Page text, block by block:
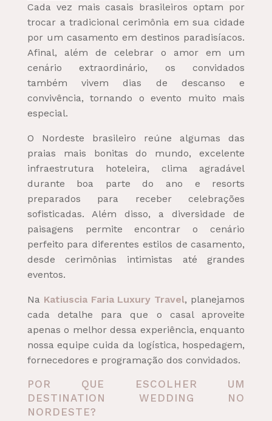
Cada vez mais casais brasileiros optam por
trocar a tradicional cerimônia em sua cidade
por um casamento em destinos paradisíacos.
Afinal, além de celebrar o amor em um
cenário extraordinário, os convidados
também vivem dias de descanso e
convivência, tornando o evento muito mais
especial.
O Nordeste brasileiro reúne algumas das
praias mais bonitas do mundo, excelente
infraestrutura hoteleira, clima agradável
durante boa parte do ano e resorts
preparados para receber celebrações
sofisticadas. Além disso, a diversidade de
paisagens permite encontrar o cenário
perfeito para diferentes estilos de casamento,
desde cerimônias intimistas até grandes
eventos.
Na Katiuscia Faria Luxury Travel, planejamos
cada detalhe para que o casal aproveite
apenas o melhor dessa experiência, enquanto
nossa equipe cuida da logística, hospedagem,
fornecedores e programação dos convidados.
POR QUE ESCOLHER UM
DESTINATION WEDDING NO
NORDESTE?